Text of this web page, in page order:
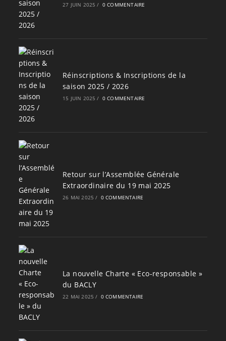
27 JUIN 2025 / 0 COMMENTAIRE
Réinscriptions & Inscriptions de la
saison 2025 / 2026
15 JUIN 2025 / 0 COMMENTAIRE
Retour sur l’Assemblée Générale
Extraordinaire du 19 mai 2025
26 MAI 2025 / 0 COMMENTAIRE
La nouvelle Charte « Eco-responsable »
du BACLY
22 MAI 2025 / 0 COMMENTAIRE